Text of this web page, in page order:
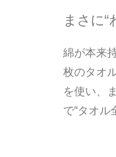
まさに
綿が本来
枚のタオ
を使い、
で“タオル